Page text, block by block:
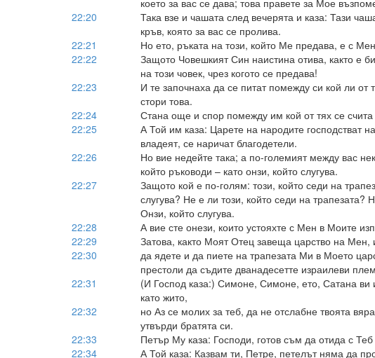
което за вас се дава; това правете за Мое
22:20
Така взе и чашата след вечерята и каза: Тази
кръв, която за вас се пролива.
22:21
Но ето, ръката на този, който Ме предава, е с
22:22
Защото Човешкият Син наистина отива, както е
на този човек, чрез когото се предава!
22:23
И те започнаха да се питат помежду си кой ли от
стори това.
22:24
Стана още и спор помежду им кой от тях се
22:25
А Той им каза: Царете на народите господстват
владеят, се наричат благодетели.
22:26
Но вие недейте така; а по-големият между вас
който ръководи – като онзи, който слугува.
22:27
Защото кой е по-голям: този, който седи на
слугува? Не е ли този, който седи на трапезата?
Онзи, който слугува.
22:28
А вие сте онези, които устояхте с Мен в Моите
22:29
Затова, както Моят Отец завеща царство на
22:30
да ядете и да пиете на трапезата Ми в Моето
престоли да съдите дванадесетте израилеви
22:31
(И Господ каза:) Симоне, Симоне, ето, Сатана ви
като жито,
22:32
но Аз се молих за теб, да не отслабне твоята
утвърди братята си.
22:33
Петър Му каза: Господи, готов съм да отида с
22:34
А Той каза: Казвам ти, Петре, петелът няма да